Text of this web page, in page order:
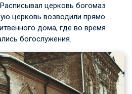
церковь богомаз
церковь возводили прямо
дома, где во время
богослужения.